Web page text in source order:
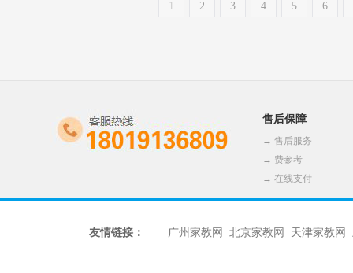
2 3 4 5 6
售后保障
→ 售后服务
→ 费参考
→ 在线支付
友情链接： 广州家教网 北京家教网 天津家教网